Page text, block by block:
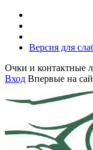
Версия для
Очки и контактные
Вход Впервые на